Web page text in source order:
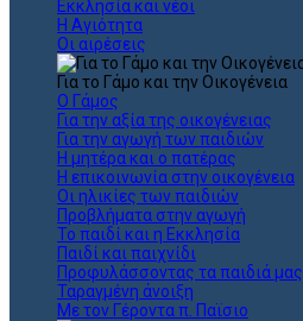
Εκκλησία και νέοι
Η Αγιότητα
Οι αιρέσεις
Για το Γάμο και την Οικογένεια
Ο Γάμος
Για την αξία της οικογένειας
Για την αγωγή των παιδιών
Η μητέρα και ο πατέρας
Η επικοινωνία στην οικογένεια
Οι ηλικίες των παιδιών
Προβλήματα στην αγωγή
Το παιδί και η Εκκλησία
Παιδί και παιχνίδι
Προφυλάσσοντας τα παιδιά μας
Ταραγμένη άνοιξη
Με τον Γέροντα π. Παϊσιο